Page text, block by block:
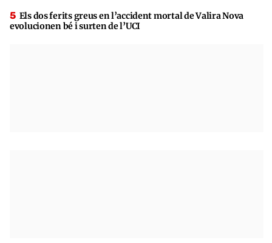
Els dos ferits greus en l’accident mortal de Valira Nova
evolucionen bé i surten de l’UCI